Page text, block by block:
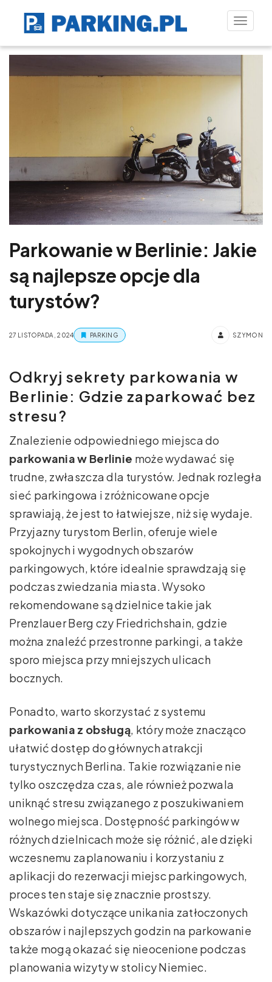
Toggle
Parkowanie w Berlinie: Jakie
są najlepsze opcje dla
turystów?
27 LISTOPADA, 2024 PARKING SZYMON
Odkryj sekrety parkowania w
Berlinie: Gdzie zaparkować bez
stresu?
Znalezienie odpowiedniego miejsca do
parkowania w Berlinie może wydawać się
trudne, zwłaszcza dla turystów. Jednak rozległa
sieć parkingowa i zróżnicowane opcje
sprawiają, że jest to łatwiejsze, niż się wydaje.
Przyjazny turystom Berlin, oferuje wiele
spokojnych i wygodnych obszarów
parkingowych, które idealnie sprawdzają się
podczas zwiedzania miasta. Wysoko
rekomendowane są dzielnice takie jak
Prenzlauer Berg czy Friedrichshain, gdzie
można znaleźć przestronne parkingi, a także
sporo miejsca przy mniejszych ulicach
bocznych.
Ponadto, warto skorzystać z systemu
parkowania z obsługą, który może znacząco
ułatwić dostęp do głównych atrakcji
turystycznych Berlina. Takie rozwiązanie nie
tylko oszczędza czas, ale również pozwala
uniknąć stresu związanego z poszukiwaniem
wolnego miejsca. Dostępność parkingów w
różnych dzielnicach może się różnić, ale dzięki
wczesnemu zaplanowaniu i korzystaniu z
aplikacji do rezerwacji miejsc parkingowych,
proces ten staje się znacznie prostszy.
Wskazówki dotyczące unikania zatłoczonych
obszarów i najlepszych godzin na parkowanie
także mogą okazać się nieocenione podczas
planowania wizyty w stolicy Niemiec.